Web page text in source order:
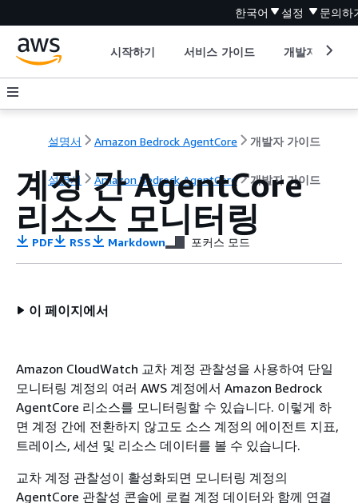
한국어 설정 문의하
시작하기 서비스 가이드 개발자 도구
설명서 Amazon Bedrock AgentCore 개발자 가이드
설명서 Amazon Bedrock AgentCore 개발자 가이드
계정 간 AgentCore
리소스 모니터링
PDF RSS Markdown 포커스 모드
이 페이지에서
Amazon CloudWatch 교차 계정 관찰성을 사용하여 단일
모니터링 계정의 여러 AWS 계정에서 Amazon Bedrock
AgentCore 리소스를 모니터링할 수 있습니다. 이렇게 하
면 계정 간에 전환하지 않고도 소스 계정의 에이전트 지표,
트레이스, 세션 및 리소스 데이터를 볼 수 있습니다.
교차 계정 관찰성이 활성화되면 모니터링 계정의
AgentCore 관찰성 콘솔에 로컬 계정 데이터와 함께 연결